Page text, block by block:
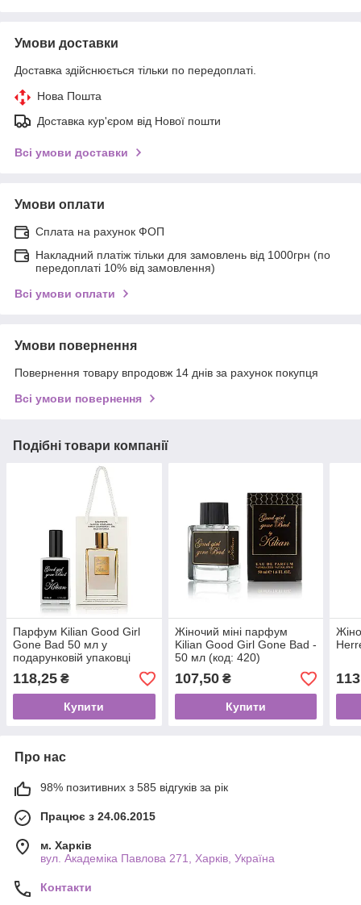
Умови доставки
Доставка здійснюється тільки по передоплаті.
Нова Пошта
Доставка кур'єром від Нової пошти
Всі умови доставки
Умови оплати
Сплата на рахунок ФОП
Накладний платіж тільки для замовлень від 1000грн (по
передоплаті 10% від замовлення)
Всі умови оплати
Умови повернення
Повернення товару впродовж 14 днів за рахунок покупця
Всі умови повернення
Подібні товари компанії
Парфум Kilian Good Girl
Gone Bad 50 мл у
подарунковій упаковці
(9055H)
118,25 ₴
Купити
Жіночий міні парфум
Kilian Good Girl Gone Bad -
50 мл (код: 420)
107,50₴
Купити
Про нас
98% позитивних з 585 відгуків за рік
Працює з 24.06.2015
м. Харків
вул. Академіка Павлова 271, Харків, Україна
Контакти